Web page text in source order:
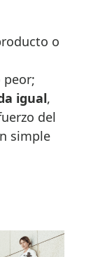
o
peor;
igual,
del
simple